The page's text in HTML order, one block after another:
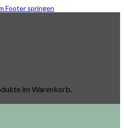
Footer springen
im Warenkorb.